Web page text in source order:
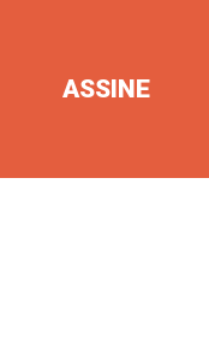
ASSINE